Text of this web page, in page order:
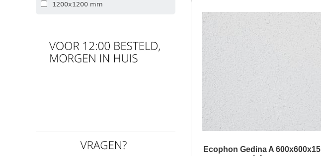
1200x1200 mm
Ecophon Gedina A 600x600x15